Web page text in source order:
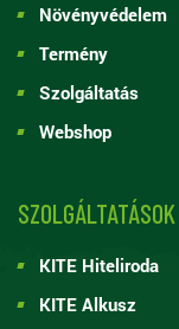
Növényvédelem
Termény
Szolgáltatás
Webshop
SZOLGÁLTATÁSOK
KITE Hiteliroda
KITE Alkusz